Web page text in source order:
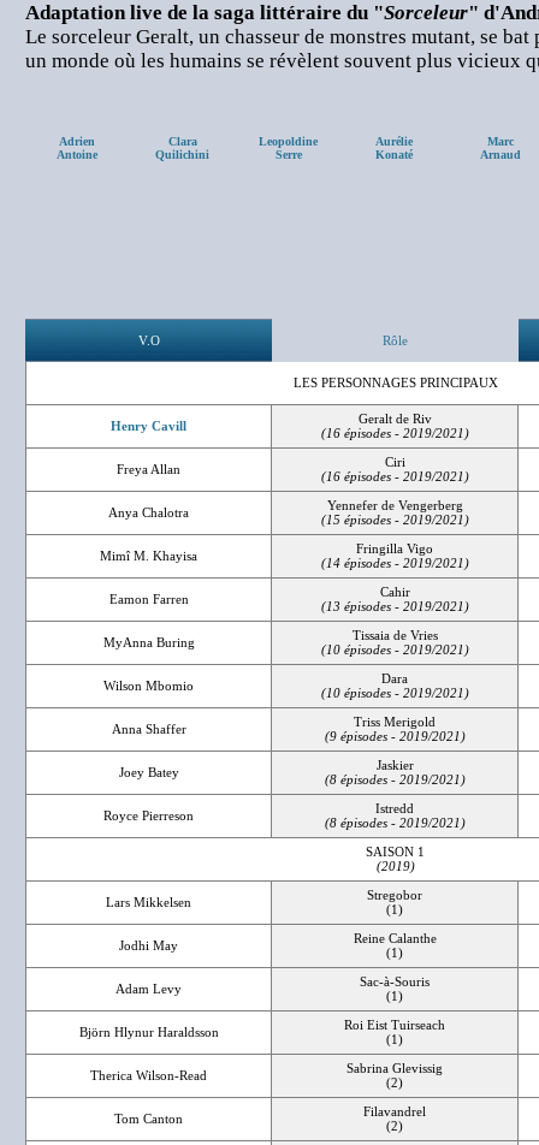
Adaptation live de la saga littéraire du "Sorceleur"
Le sorceleur Geralt, un chasseur de monstres mutant, se
un monde où les humains se révèlent souvent plus vicieux
Adrien
Antoine
Clara
Quilichini
Leopoldine
Serre
Aurélie
Konaté
Marc
Arnaud
V.O Rôle
LES PERSONNAGES PRINCIPAUX
Henry Cavill
Geralt de Riv
(16 épisodes - 2019/2021)
Freya Allan
Ciri
(16 épisodes - 2019/2021)
Anya Chalotra
Yennefer de Vengerberg
(15 épisodes - 2019/2021)
Mimî M. Khayisa
Fringilla Vigo
(14 épisodes - 2019/2021)
Eamon Farren
Cahir
(13 épisodes - 2019/2021)
MyAnna Buring
Tissaia de Vries
(10 épisodes - 2019/2021)
Wilson Mbomio
Dara
(10 épisodes - 2019/2021)
Anna Shaffer
Triss Merigold
(9 épisodes - 2019/2021)
Joey Batey
Jaskier
(8 épisodes - 2019/2021)
Royce Pierreson
Istredd
(8 épisodes - 2019/2021)
SAISON 1
(2019)
Lars Mikkelsen
Stregobor
(1)
Jodhi May
Reine Calanthe
(1)
Adam Levy
Sac-à-Souris
(1)
Björn Hlynur Haraldsson
Roi Eist Tuirseach
(1)
Therica Wilson-Read
Sabrina Glevissig
(2)
Tom Canton
Filavandrel
(2)